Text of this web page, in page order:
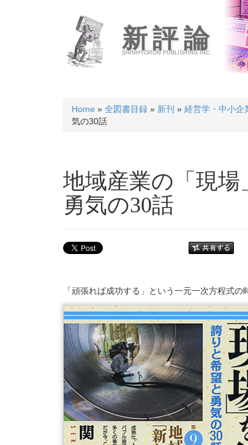
新評論
SHINHYORON PUBLISHING INC.
Home » 全図書目録 » 新刊 » 経営学・中小企
気の30話
地域産業の「現
勇気の30話
「頑張れば成功する」という一元一次方程式